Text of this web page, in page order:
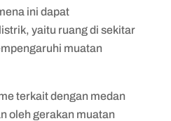
ini dapat
yaitu ruang di sekitar
muatan
terkait dengan medan
oleh gerakan muatan